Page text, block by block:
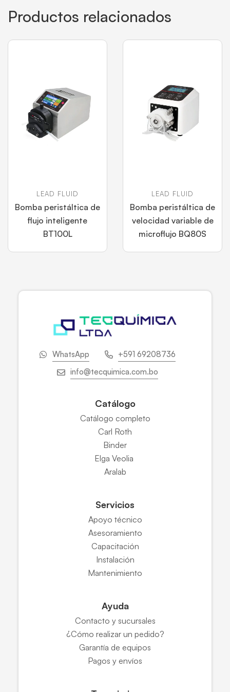
Productos relacionados
LEAD FLUID
Bomba peristáltica de
flujo inteligente
BT100L
LEAD FLUID
Bomba peristáltica de
velocidad variable de
microflujo BQ80S
WhatsApp
+591 69208736
info@tecquimica.com.bo
Catálogo
Catálogo completo
Carl Roth
Binder
Elga Veolia
Aralab
Servicios
Apoyo técnico
Asesoramiento
Capacitación
Instalación
Mantenimiento
Ayuda
Contacto y sucursales
¿Cómo realizar un pedido?
Garantía de equipos
Pagos y envíos